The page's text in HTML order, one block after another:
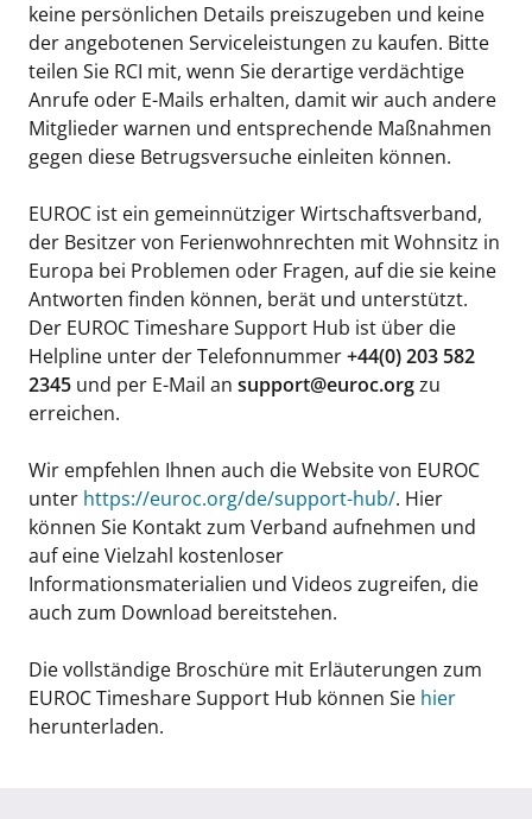
keine persönlichen Details preiszugeben und keine
der angebotenen Serviceleistungen zu kaufen. Bitte
teilen Sie RCI mit, wenn Sie derartige verdächtige
Anrufe oder E-Mails erhalten, damit wir auch andere
Mitglieder warnen und entsprechende Maßnahmen
gegen diese Betrugsversuche einleiten können.
EUROC ist ein gemeinnütziger Wirtschaftsverband,
der Besitzer von Ferienwohnrechten mit Wohnsitz in
Europa bei Problemen oder Fragen, auf die sie keine
Antworten finden können, berät und unterstützt.
Der EUROC Timeshare Support Hub ist über die
Helpline unter der Telefonnummer+44(0) 203 582
2345 und per E-Mail an support@euroc.orgzu
erreichen.
Wir empfehlen Ihnen auch die Website von EUROC
unter https://euroc.org/de/support-hub/. Hier
können Sie Kontakt zum Verband aufnehmen und
auf eine Vielzahl kostenloser
Informationsmaterialien und Videos zugreifen, die
auch zum Download bereitstehen.
Die vollständige Broschüre mit Erläuterungen zum
EUROC Timeshare Support Hub können Sie hier
herunterladen.